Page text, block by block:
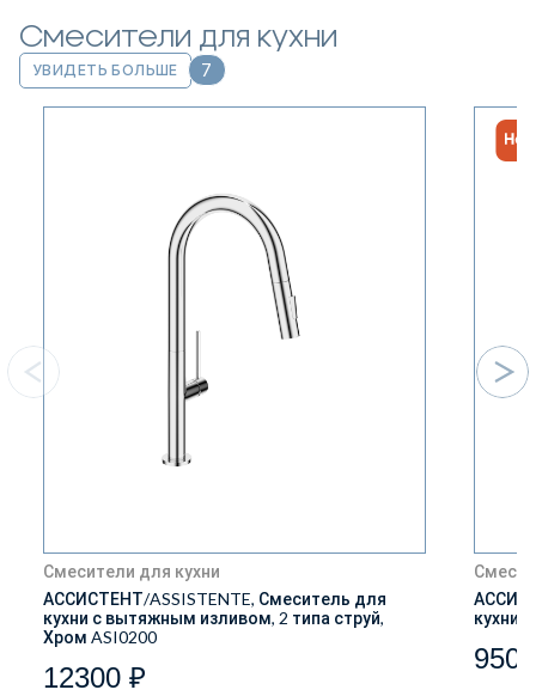
Смесители для кухни
УВИДЕТЬ БОЛЬШЕ 7
Смесители для кухни
АССИСТЕНТ/ASSISTENTE, Смеситель для
кухни с вытяжным изливом, 2 типа струй,
Хром ASI0200
12300 ₽
кухни,